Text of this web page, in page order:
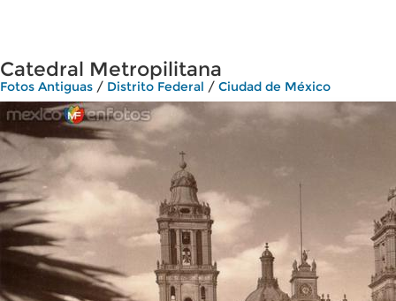
Catedral Metropilitana
Fotos Antiguas / Distrito Federal / Ciudad de México